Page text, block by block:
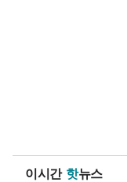
이시간 핫뉴스